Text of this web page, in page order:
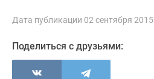
Квартиры
карте
Ипотечный
калькулятор
Дата публикации 02 сентября 2015
Поделиться с друзьями: